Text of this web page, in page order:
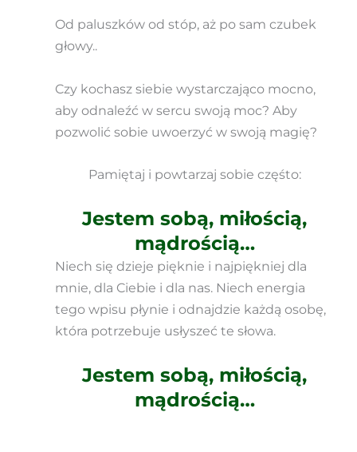
Od paluszków od stóp, aż po sam czubek
głowy..
Czy kochasz siebie wystarczająco mocno,
aby odnaleźć w sercu swoją moc? Aby
pozwolić sobie uwoerzyć w swoją magię?
Pamiętaj i powtarzaj sobie częśto:
Jestem sobą, miłością,
mądrością…
Niech się dzieje pięknie i najpiękniej dla
mnie, dla Ciebie i dla nas. Niech energia
tego wpisu płynie i odnajdzie każdą osobę,
która potrzebuje usłyszeć te słowa.
Jestem sobą, miłością,
mądrością…